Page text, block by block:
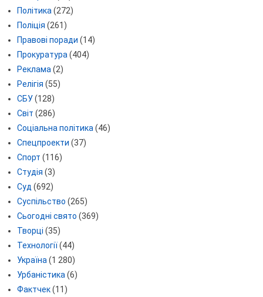
Політика (272)
Поліція (261)
Правові поради (14)
Прокуратура (404)
Реклама (2)
Релігія (55)
СБУ(128)
Світ (286)
Соціальна політика (46)
Спецпроекти (37)
Спорт (116)
Студія (3)
Суд (692)
Суспільство (265)
Сьогодні свято (369)
Творці (35)
Технології(44)
Україна (1 280)
Урбаністика (6)
Фактчек(11)